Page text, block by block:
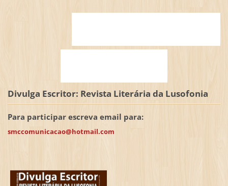
Divulga Escritor: Revista Literária da Lusofonia
Para participar escreva email para:
smccomunicacao@hotmail.com